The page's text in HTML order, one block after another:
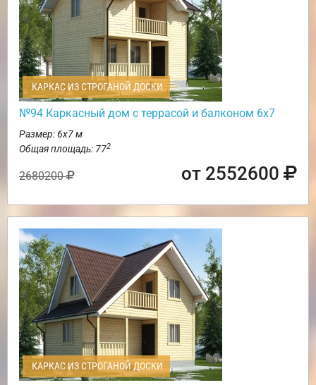
КАРКАС ИЗ СТРОГАНОЙ ДОСКИ
№94 Каркасный дом с террасой и балконом 6х7
Размер: 6х7 м
Общая площадь: 772
2680200 от 2552600
КАРКАС ИЗ СТРОГАНОЙ ДОСКИ